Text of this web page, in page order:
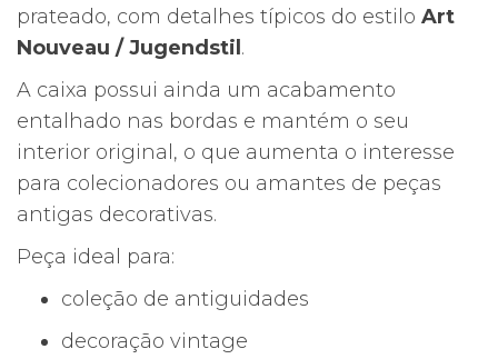
prateado, com detalhes típicos do estilo Art
Nouveau / Jugendstil .
A caixa possui ainda um acabamento
entalhado nas bordas e mantém o seu
interior original, o que aumenta o interesse
para colecionadores ou amantes de peças
antigas decorativas.
Peça ideal para:
coleção de antiguidades
decoração vintage